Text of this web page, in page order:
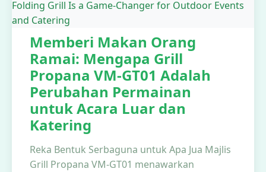
Memberi Makan Orang
Ramai: Mengapa Grill
Propana VM-GT01 Adalah
Perubahan Permainan
untuk Acara Luar dan
Katering
Reka Bentuk Serbaguna untuk Apa Jua Majlis
Grill Propana VM-GT01 menawarkan